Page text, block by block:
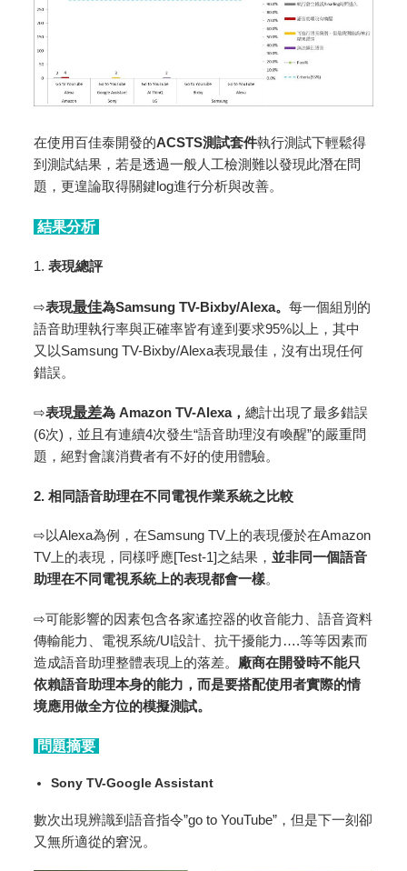
在使用百佳泰開發的ACSTS測試套件執行測試下輕鬆得
到測試結果，若是透過一般人工檢測難以發現此潛在問
題，更遑論取得關鍵log進行分析與改善。
結果分析
1.表現總評
⇨表現最佳為Samsung TV-Bixby/Alexa。每一個組別的
語音助理執行率與正確率皆有達到要求95%以上，其中
又以Samsung TV-Bixby/Alexa表現最佳，沒有出現任何
錯誤。
⇨表現最差為 Amazon TV-Alexa，總計出現了最多錯誤
(6次)，並且有連續4次發生“語音助理沒有喚醒”的嚴重問
題，絕對會讓消費者有不好的使用體驗。
2. 相同語音助理在不同電視作業系統之比較
⇨以Alexa為例，在Samsung TV上的表現優於在Amazon
TV上的表現，同樣呼應[Test-1]之結果，並非同一個語音
助理在不同電視系統上的表現都會一樣。
⇨可能影響的因素包含各家遙控器的收音能力、語音資料
傳輸能力、電視系統/UI設計、抗干擾能力….等等因素而
造成語音助理整體表現上的落差。 廠商在開發時不能只
依賴語音助理本身的能力，而是要搭配使用者實際的情
境應用做全方位的模擬測試。
問題摘要
Sony TV-Google Assistant
數次出現辨識到語音指令”go to YouTube”，但是下一刻卻
又無所適從的窘況。